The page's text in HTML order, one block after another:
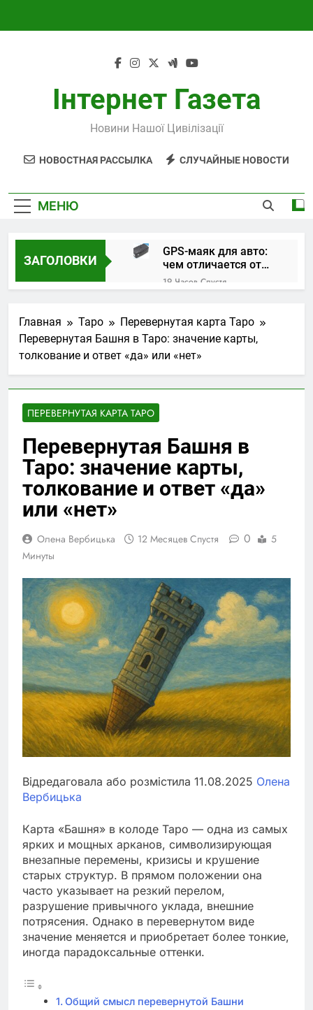
Інтернет Газета
Новини Нашої Цивілізації
НОВОСТНАЯ РАССЫЛКА СЛУЧАЙНЫЕ НОВОСТИ
МЕНЮ
ЗАГОЛОВКИ
GPS-маяк для авто:
чем отличается от
трекера и как
выбрать устройство
19 Часов Спустя
контрольно-
измерительного
оборудования:
стандарты и
практики
5 Дней Спустя
Концерти у Світязі:
літня музична
5 Дней Спустя
Афіша концертів у
Чи можна
перевестися до
чеської школи
посеред
навчального року
2 Недели Спустя
Український бренд
Twice: сучасний
комфорту та стилю
Главная Таро
Перевернутая карта Таро
Перевернутая Башня в Таро: значение карты,
толкование и ответ «да» или «нет»
ПЕРЕВЕРНУТАЯ КАРТА ТАРО
Перевернутая Башня в
Таро: значение карты,
толкование и ответ «да»
или «нет»
Олена Вербицька 12 Месяцев Спустя 0
5
Минуты
Відредаговала або розмістила 11.08.2025 Олена
Вербицька
Карта «Башня» в колоде Таро — одна из самых
ярких и мощных арканов, символизирующая
внезапные перемены, кризисы и крушение
старых структур. В прямом положении она
часто указывает на резкий перелом,
разрушение привычного уклада, внешние
потрясения. Однако в перевернутом виде
значение меняется и приобретает более тонкие,
иногда парадоксальные оттенки.
Общий смысл перевернутой Башни